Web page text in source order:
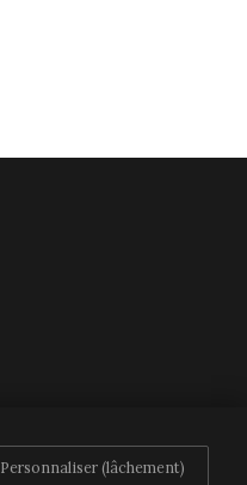
Personnaliser (lâchement)